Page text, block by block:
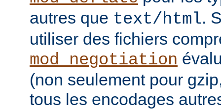
autres que text/html.
utiliser des fichiers
mod_negotiation
(non seulement pour
tous les encodages